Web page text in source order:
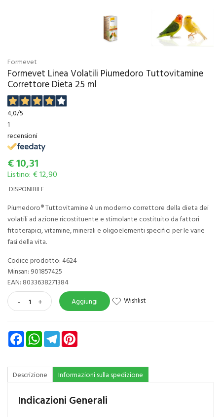
Formevet
Formevet Linea Volatili Piumedoro Tuttovitamine
Correttore Dieta 25 ml
4,0/5
1
recensioni
€10,31
Listino: € 12,90
DISPONIBILE
Piumedoro® Tuttovitamine è un moderno correttore della dieta dei
volatili ad azione ricostituente e stimolante costituito da fattori
fitoterapici, vitamine, minerali e oligoelementi specifici per le varie
fasi della vita.
Codice prodotto: 4624
Minsan: 901857425
EAN: 8033638271384
- + Aggiungi Wishlist
FacebookWhatsAppTelegram
Descrizione Informazioni sulla spedizione
Indicazioni Generali